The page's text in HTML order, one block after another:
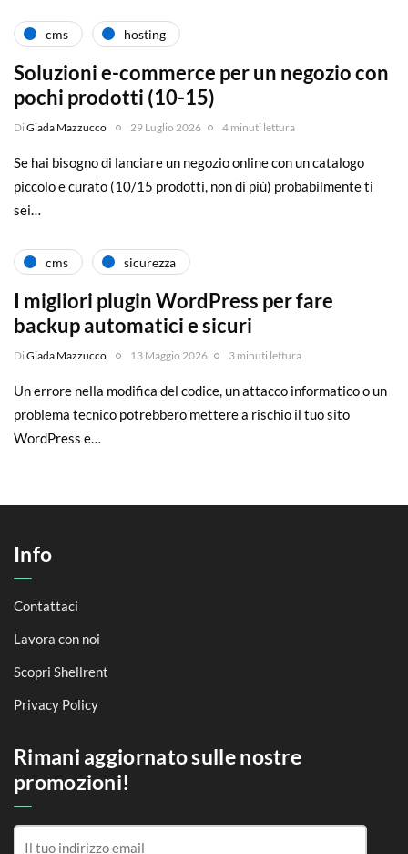
cms hosting
Soluzioni e-commerce per un negozio con
pochi prodotti (10-15)
Di Giada Mazzucco 29 Luglio 2026 4 minuti lettura
Se hai bisogno di lanciare un negozio online con un catalogo
piccolo e curato (10/15 prodotti, non di più) probabilmente ti
sei…
cms sicurezza
I migliori plugin WordPress per fare
backup automatici e sicuri
Di Giada Mazzucco 13 Maggio 2026 3 minuti lettura
Un errore nella modifica del codice, un attacco informatico o un
problema tecnico potrebbero mettere a rischio il tuo sito
WordPress e…
Info
Contattaci
Lavora con noi
Scopri Shellrent
Privacy Policy
Rimani aggiornato sulle nostre
promozioni!